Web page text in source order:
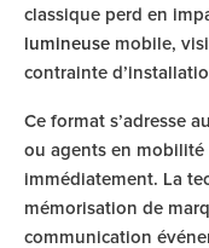
classique perd en
lumineuse mobile,
contrainte
Ce format s’adresse
ou agents en
immédiatement. La
mémorisation de
communication